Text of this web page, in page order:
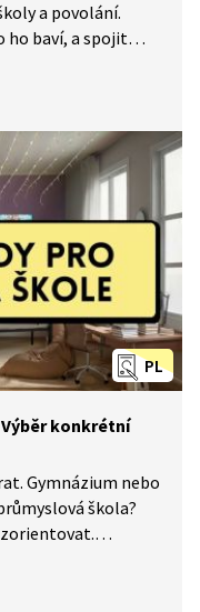
a povolání.
ho baví, a spojit
PL
konkrétní
Gymnázium nebo
škola?
zorientovat.